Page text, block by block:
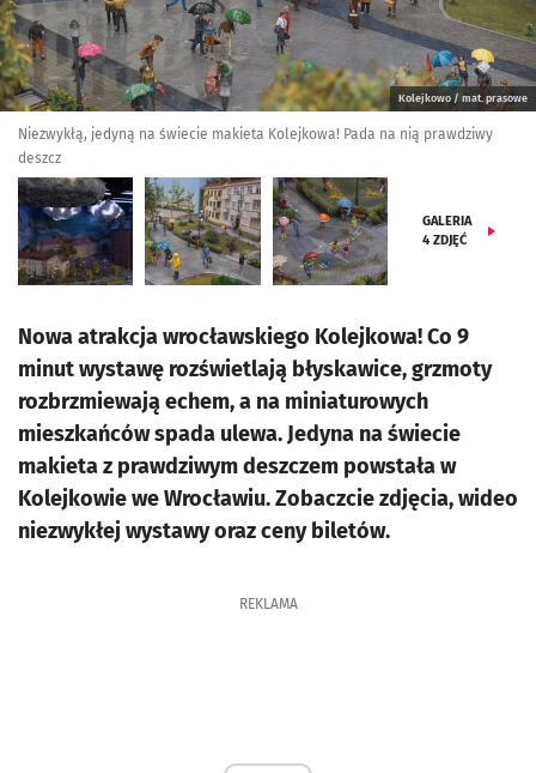
Kolejkowo / mat. prasowe
Niezwykłą, jedyną na świecie makieta Kolejkowa! Pada na nią prawdziwy
deszcz
GALERIA
4 ZDJĘĆ
Nowa atrakcja wrocławskiego Kolejkowa! Co 9
minut wystawę rozświetlają błyskawice, grzmoty
rozbrzmiewają echem, a na miniaturowych
mieszkańców spada ulewa. Jedyna na świecie
makieta z prawdziwym deszczem powstała w
Kolejkowie we Wrocławiu. Zobaczcie zdjęcia, wideo
niezwykłej wystawy oraz ceny biletów.
REKLAMA